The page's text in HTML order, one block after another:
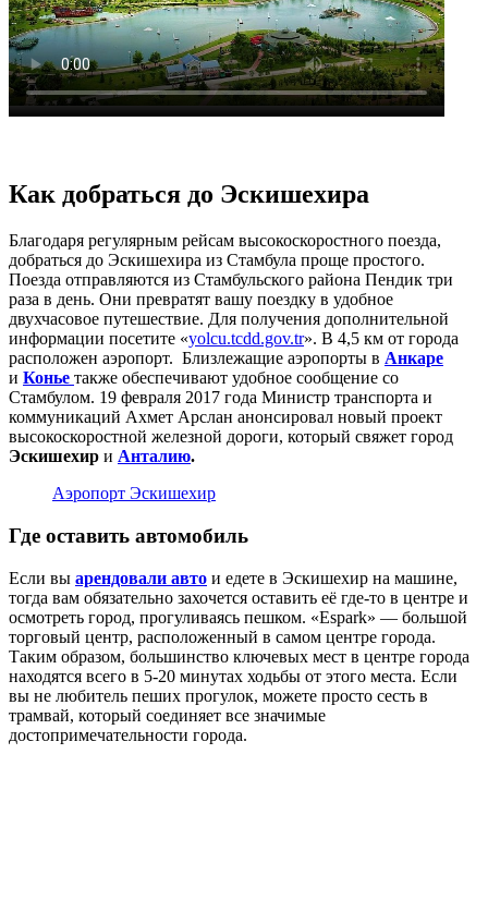
Как добраться до Эскишехира
Благодаря регулярным рейсам высокоскоростного поезда,
добраться до Эскишехира из Стамбула проще простого.
Поезда отправляются из Стамбульского района Пендик три
раза в день. Они превратят вашу поездку в удобное
двухчасовое путешествие. Для получения дополнительной
информации посетите «yolcu.tcdd.gov.tr». В 4,5 км от города
расположен аэропорт. Близлежащие аэропорты в Анкаре
и Конье также обеспечивают удобное сообщение со
Стамбулом. 19 февраля 2017 года Министр транспорта и
коммуникаций Ахмет Арслан анонсировал новый проект
высокоскоростной железной дороги, который свяжет город
Эскишехир и Анталию.
Аэропорт Эскишехир
Где оставить автомобиль
Если вы арендовали авто и едете в Эскишехир на машине,
тогда вам обязательно захочется оставить её где-то в центре и
осмотреть город, прогуливаясь пешком. «Espark» — большой
торговый центр, расположенный в самом центре города.
Таким образом, большинство ключевых мест в центре города
находятся всего в 5-20 минутах ходьбы от этого места. Если
вы не любитель пеших прогулок, можете просто сесть в
трамвай, который соединяет все значимые
достопримечательности города.